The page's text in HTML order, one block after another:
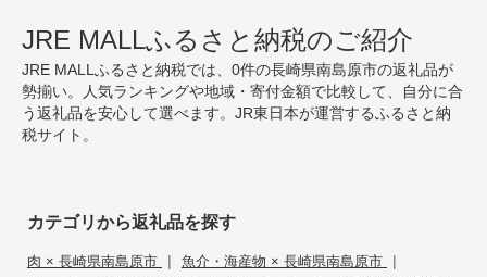
JRE MALLふるさと納税のご紹介
JRE MALLふるさと納税では、0件の長崎県南島原市の返礼品が
勢揃い。人気ランキングや地域・寄付金額で比較して、自分に合
う返礼品を安心して選べます。JR東日本が運営するふるさと納
税サイト。
カテゴリから返礼品を探す
肉 × 長崎県南島原市 | 魚介・海産物 × 長崎県南島原市 |